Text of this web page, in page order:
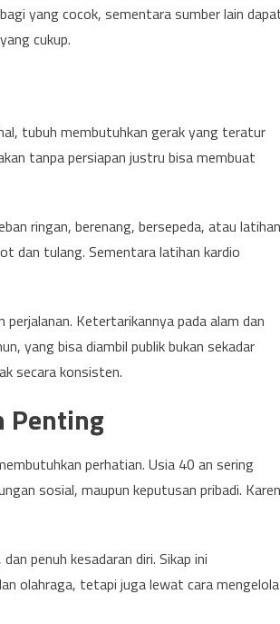
yang cocok, sementara sumber lain
cukup.
tubuh membutuhkan gerak yang teratur
tanpa persiapan justru bisa membuat
ringan, berenang, bersepeda, atau latihan
dan tulang. Sementara latihan kardio
Ketertarikannya pada alam dan
yang bisa diambil publik bukan sekadar
secara konsisten.
Penting
perhatian. Usia 40 an sering
sosial, maupun keputusan pribadi.
penuh kesadaran diri. Sikap ini
olahraga, tetapi juga lewat cara mengelola